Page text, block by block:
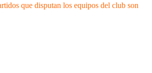
que disputan los equipos del club son